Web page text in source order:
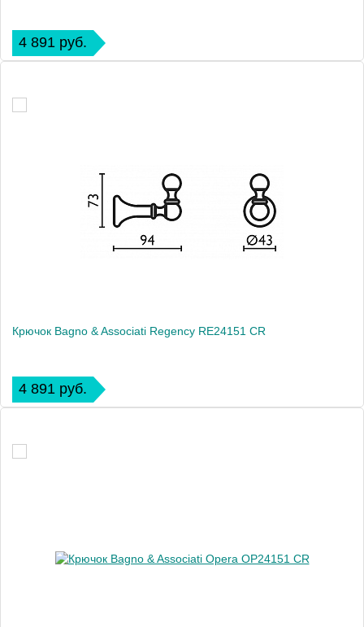
4 891 руб.
Крючок Bagno & Associati Regency RE24151 CR
4 891 руб.